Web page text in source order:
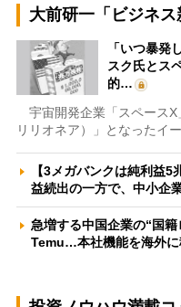
大前研一「ビジネ
「いつ暴発
スク氏とス
的…
宇宙開発企業「スペースX
リリオネア）」となったイ
【3メガバンクは純利益
益続出の一方で、中小企
急増する中国企業の“国
Temu…本社機能を海外